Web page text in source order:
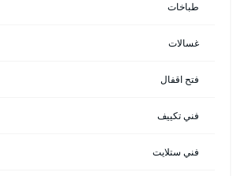
طباخات
غسالات
فتح اقفال
فني تكييف
فني ستلايت